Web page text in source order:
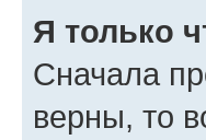
Я только
Сначала
верны, то